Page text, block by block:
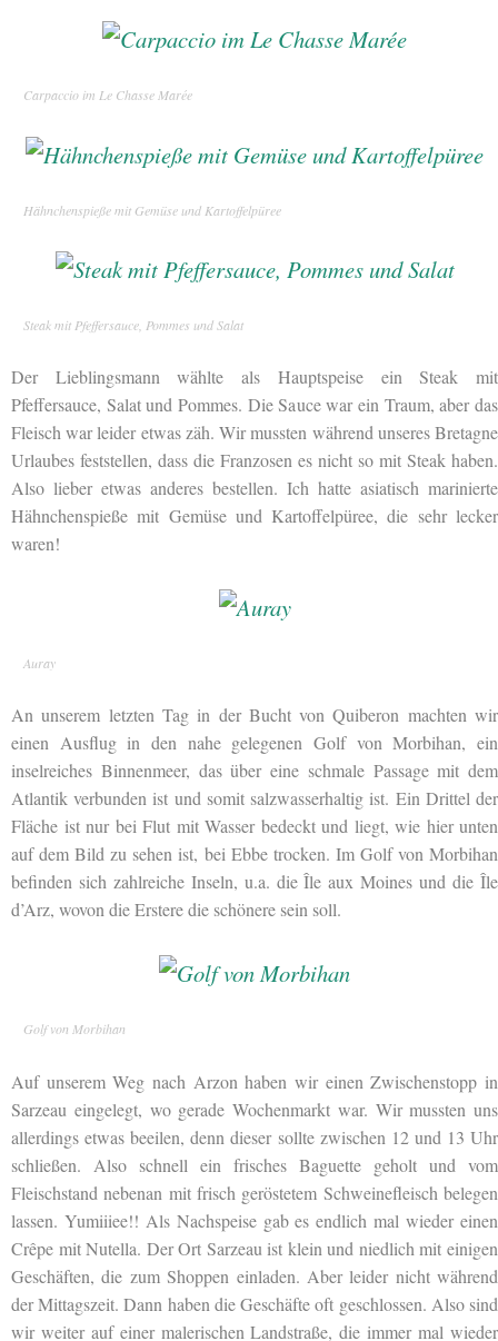
Carpaccio im Le Chasse Marée
Hähnchenspieße mit Gemüse und Kartoffelpüree
Steak mit Pfeffersauce, Pommes und Salat
Der Lieblingsmann wählte als Hauptspeise ein Steak mit
Pfeffersauce, Salat und Pommes. Die Sauce war ein Traum, aber das
Fleisch war leider etwas zäh. Wir mussten während unseres Bretagne
Urlaubes feststellen, dass die Franzosen es nicht so mit Steak haben.
Also lieber etwas anderes bestellen. Ich hatte asiatisch marinierte
Hähnchenspieße mit Gemüse und Kartoffelpüree, die sehr lecker
waren!
Auray
An unserem letzten Tag in der Bucht von Quiberon machten wir
einen Ausflug in den nahe gelegenen Golf von Morbihan, ein
inselreiches Binnenmeer, das über eine schmale Passage mit dem
Atlantik verbunden ist und somit salzwasserhaltig ist. Ein Drittel der
Fläche ist nur bei Flut mit Wasser bedeckt und liegt, wie hier unten
auf dem Bild zu sehen ist, bei Ebbe trocken. Im Golf von Morbihan
befinden sich zahlreiche Inseln, u.a. die Île aux Moines und die Île
d’Arz, wovon die Erstere die schönere sein soll.
Golf von Morbihan
Auf unserem Weg nach Arzon haben wir einen Zwischenstopp in
Sarzeau eingelegt, wo gerade Wochenmarkt war. Wir mussten uns
allerdings etwas beeilen, denn dieser sollte zwischen 12 und 13 Uhr
schließen. Also schnell ein frisches Baguette geholt und vom
Fleischstand nebenan mit frisch geröstetem Schweinefleisch belegen
lassen. Yumiiiee!! Als Nachspeise gab es endlich mal wieder einen
Crêpe mit Nutella. Der Ort Sarzeau ist klein und niedlich mit einigen
Geschäften, die zum Shoppen einladen. Aber leider nicht während
der Mittagszeit. Dann haben die Geschäfte oft geschlossen. Also sind
wir weiter auf einer malerischen Landstraße, die immer mal wieder